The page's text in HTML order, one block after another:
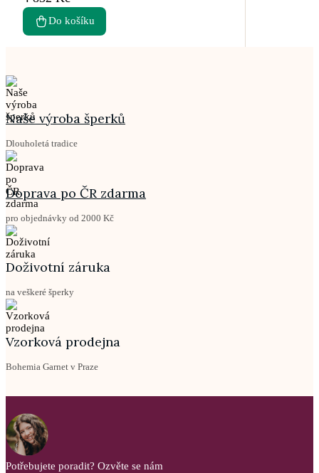
Do košíku
Naše výroba šperků
Dlouholetá tradice
Doprava po ČR zdarma
pro objednávky od 2000 Kč
Doživotní záruka
na veškeré šperky
Vzorková prodejna
Bohemia Garnet v Praze
Potřebujete poradit? Ozvěte se nám